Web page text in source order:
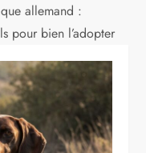
allemand :
pour bien l’adopter